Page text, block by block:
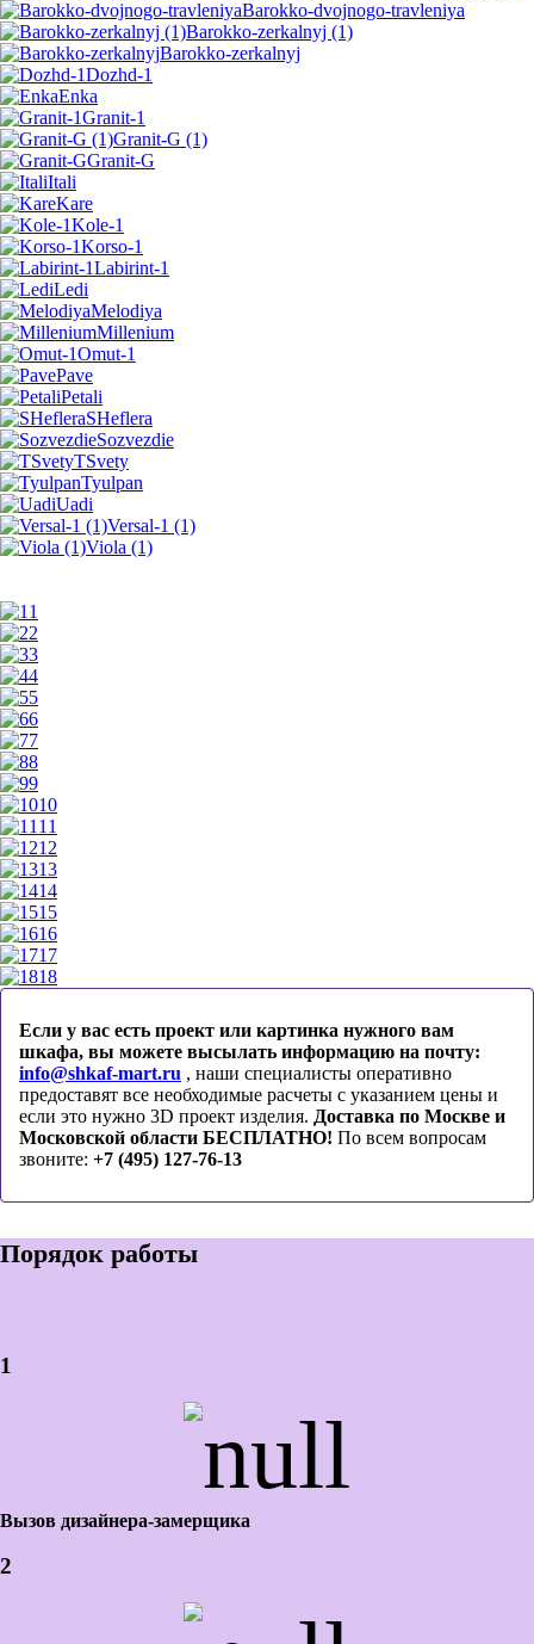
Barokko-dvojnogo-travleniya
Barokko-zerkalnyj (1)
Barokko-zerkalnyj
Dozhd-1
Enka
Granit-1
Granit-G (1)
Granit-G
Itali
Kare
Kole-1
Korso-1
Labirint-1
Ledi
Melodiya
Millenium
Omut-1
Pave
Petali
SHeflera
Sozvezdie
TSvety
Tyulpan
Uadi
Versal-1 (1)
Viola (1)
1
2
3
4
5
6
7
8
9
10
11
12
13
14
15
16
17
18
Если у вас есть проект или картинка нужного вам
шкафа, вы можете высылать информацию на почту:
info@shkaf-mart.ru , наши специалисты оперативно
предоставят все необходимые расчеты с указанием цены и
если это нужно 3D проект изделия. Доставка по Москве и
Московской области БЕСПЛАТНО! По всем вопросам
звоните: +7 (495) 127-76-13
Порядок работы
1
Вызов дизайнера-замерщика
2